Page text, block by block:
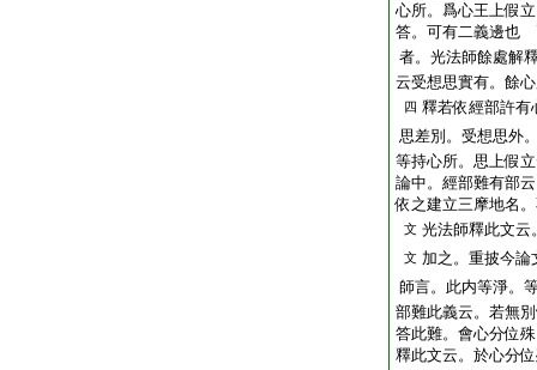
心所。爲心王上假
答。可有二義邊也
者。光法師餘處解
云受想思實有。餘
四 釋若依經部許有
思差別。受想思外
等持心所。思上假
論中。經部難有部
依之建立三摩地名
文 光法師釋此文云
文 加之。重披今論
師言。此内等淨。
部難此義云。若無
答此難。會心分位
釋此文云。於心分